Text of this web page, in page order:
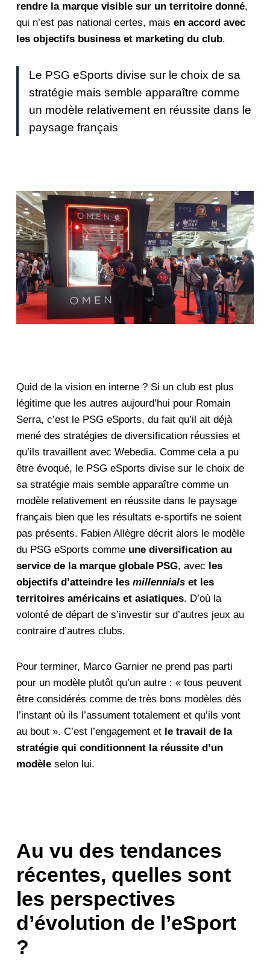
rendre la marque visible sur un territoire donné,
qui n’est pas national certes, maisen accord avec
les objectifs business et marketing du club.
Le PSG eSports divise sur le choix de sa
stratégie mais semble apparaître comme
un modèle relativement en réussite dans le
paysage français
Quid de la vision en interne ? Si un club est plus
légitime que les autres aujourd’hui pour Romain
Serra, c’est le PSG eSports, du fait qu’il ait déjà
mené des stratégies de diversification réussies et
qu’ils travaillent avec Webedia. Comme cela a pu
être évoqué, le PSG eSports divise sur le choix de
sa stratégie mais semble apparaître comme un
modèle relativement en réussite dans le paysage
français bien que les résultats e-sportifs ne soient
pas présents. Fabien Allègre décrit alors le modèle
du PSG eSports comme une diversification au
service de la marque globale PSG, avec les
objectifs d’atteindre lesmillennials et les
territoires américains et asiatiques. D’où la
volonté de départ de s’investir sur d’autres jeux au
contraire d’autres clubs.
Pour terminer, Marco Garnier ne prend pas parti
pour un modèle plutôt qu’un autre : « tous peuvent
être considérés comme de très bons modèles dès
l’instant où ils l’assument totalement et qu’ils vont
au bout ». C’est l’engagement et le travail de la
stratégie qui conditionnent la réussite d’un
modèle selon lui.
Au vu des tendances
récentes, quelles sont
les perspectives
d’évolution de l’eSport
?